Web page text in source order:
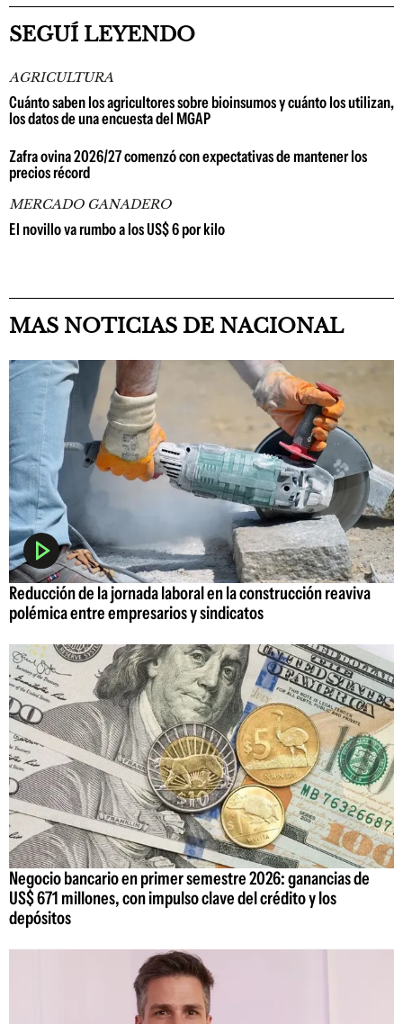
SEGUÍ LEYENDO
AGRICULTURA
Cuánto saben los agricultores sobre bioinsumos y cuánto los utilizan,
los datos de una encuesta del MGAP
Zafra ovina 2026/27 comenzó con expectativas de mantener los
precios récord
MERCADO GANADERO
El novillo va rumbo a los US$ 6 por kilo
MAS NOTICIAS DE NACIONAL
Reducción de la jornada laboral en la construcción reaviva
polémica entre empresarios y sindicatos
Negocio bancario en primer semestre 2026: ganancias de
US$ 671 millones, con impulso clave del crédito y los
depósitos